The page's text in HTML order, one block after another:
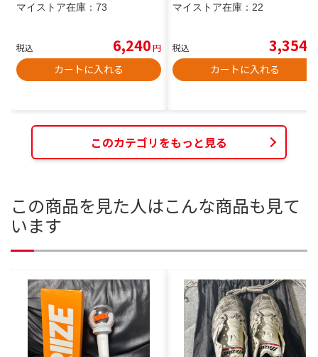
マイストア在庫： 73
税込 6,240円
カートに入れる
マイストア在庫： 22
税込 3,354
カートに入れる
このカテゴリをもっと見る
この商品を見た人はこんな商品も見て
います